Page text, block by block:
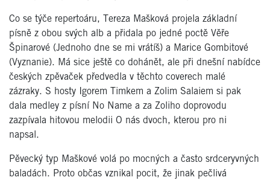
Co se týče repertoáru, Tereza Mašková projela základní
písně z obou svých alb a přidala po jedné poctě Věře
Špinarové (Jednoho dne se mi vrátíš) a Marice Gombitové
(Vyznanie). Má sice ještě co dohánět, ale při dnešní nabídce
českých zpěvaček předvedla v těchto coverech malé
zázraky. S hosty Igorem Timkem a Zolim Salaiem si pak
dala medley z písní No Name a za Zoliho doprovodu
zazpívala hitovou melodii O nás dvoch, kterou pro ni
napsal.
Pěvecký typ Maškové volá po mocných a často srdceryvných
baladách. Proto občas vznikal pocit, že jinak pečlivá